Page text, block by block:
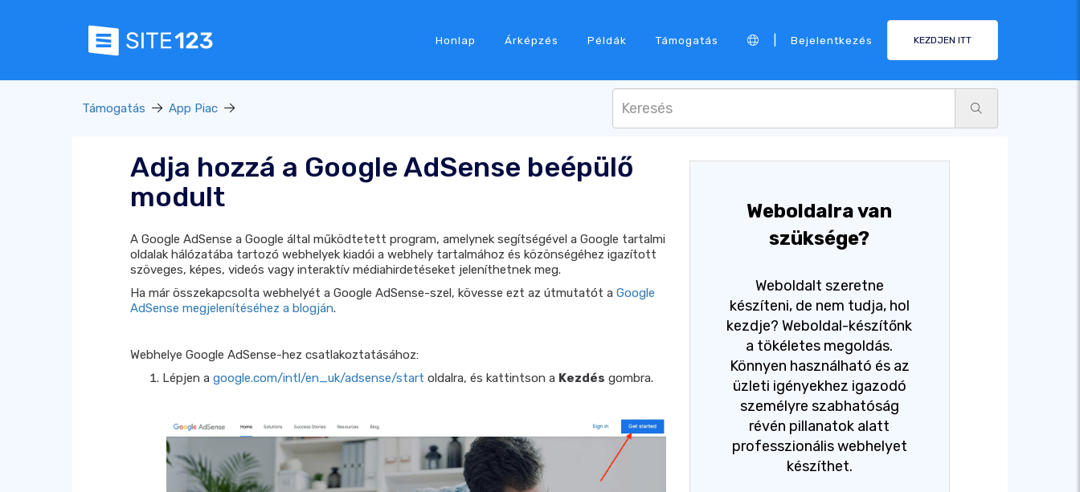
Honlap Árképzés Példák Támogatás Bejelentkezés KEZDJEN ITT
Támogatás App Piac
Adja hozzá a Google AdSense beépülő
modult
A Google AdSense a Google által működtetett program, amelynek segítségével a Google tartalmi
oldalak hálózatába tartozó webhelyek kiadói a webhely tartalmához és közönségéhez igazított
szöveges, képes, videós vagy interaktív médiahirdetéseket jeleníthetnek meg.
Ha már összekapcsolta webhelyét a Google AdSense-szel, kövesse ezt az útmutatót a Google
AdSense megjelenítéséhez a blogján.
Webhelye Google AdSense-hez csatlakoztatásához:
Lépjen a google.com/intl/en_uk/adsense/start oldalra, és kattintson a Kezdés gombra.
Weboldalra van
szüksége?
Weboldalt szeretne
készíteni, de nem tudja, hol
kezdje? Weboldal-készítőnk
a tökéletes megoldás.
Könnyen használható és az
üzleti igényekhez igazodó
személyre szabhatóság
révén pillanatok alatt
professzionális webhelyet
készíthet.